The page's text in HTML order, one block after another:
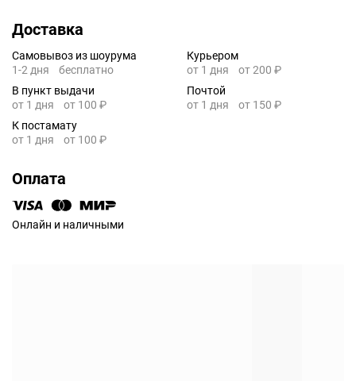
Доставка
Самовывоз из шоурума
1-2 дня
бесплатно
Курьером
от 1 дня
от 200 ₽
В пункт выдачи
от 1 дня
от 100 ₽
Почтой
от 1 дня
от 150 ₽
К постамату
от 1 дня
от 100 ₽
Оплата
Онлайн и наличными